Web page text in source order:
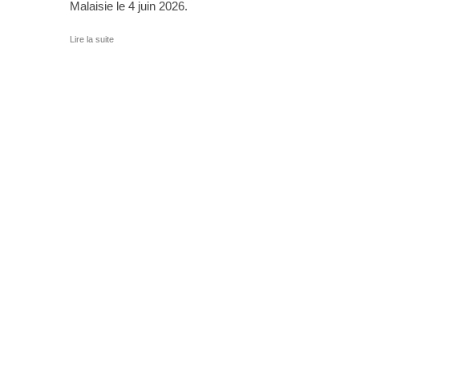
Malaisie le 4 juin 2026.
Lire la suite